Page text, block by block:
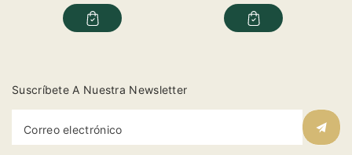
cantidad
para
cantidad
para
cantidad
para
cantidad
para
Suscríbete A Nuestra Newsletter
Correo electrónico